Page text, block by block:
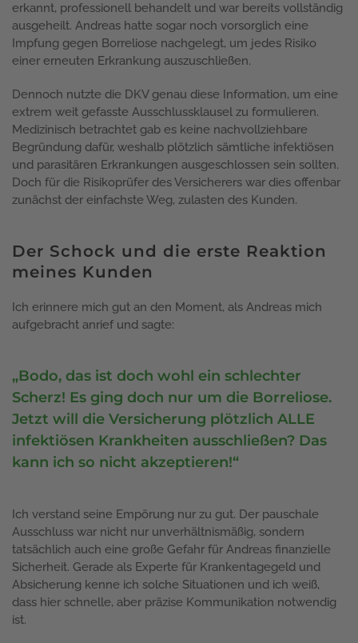
erkannt, professionell behandelt und war bereits vollständig
ausgeheilt. Andreas hatte sogar noch vorsorglich eine
Impfung gegen Borreliose nachgelegt, um jedes Risiko
einer erneuten Erkrankung auszuschließen.
Dennoch nutzte die DKV genau diese Information, um eine
extrem weit gefasste Ausschlussklausel zu formulieren.
Medizinisch betrachtet gab es keine nachvollziehbare
Begründung dafür, weshalb plötzlich sämtliche infektiösen
und parasitären Erkrankungen ausgeschlossen sein sollten.
Doch für die Risikoprüfer des Versicherers war dies offenbar
zunächst der einfachste Weg, zulasten des Kunden.
Der Schock und die erste Reaktion
meines Kunden
Ich erinnere mich gut an den Moment, als Andreas mich
aufgebracht anrief und sagte:
„Bodo, das ist doch wohl ein schlechter
Scherz! Es ging doch nur um die Borreliose.
Jetzt will die Versicherung plötzlich ALLE
infektiösen Krankheiten ausschließen? Das
kann ich so nicht akzeptieren!“
Ich verstand seine Empörung nur zu gut. Der pauschale
Ausschluss war nicht nur unverhältnismäßig, sondern
tatsächlich auch eine große Gefahr für Andreas finanzielle
Sicherheit. Gerade als Experte für Krankentagegeld und
Absicherung kenne ich solche Situationen und ich weiß,
dass hier schnelle, aber präzise Kommunikation notwendig
ist.